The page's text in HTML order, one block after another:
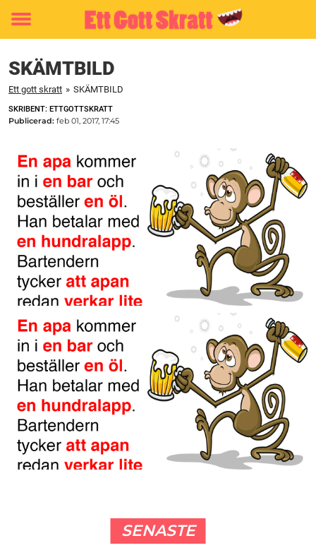
Toggle
SKÄMTBILD
Ett gott skratt » SKÄMTBILD
SKRIBENT: ETTGOTTSKRATT
Publicerad: feb 01, 2017, 17:45
SENASTE